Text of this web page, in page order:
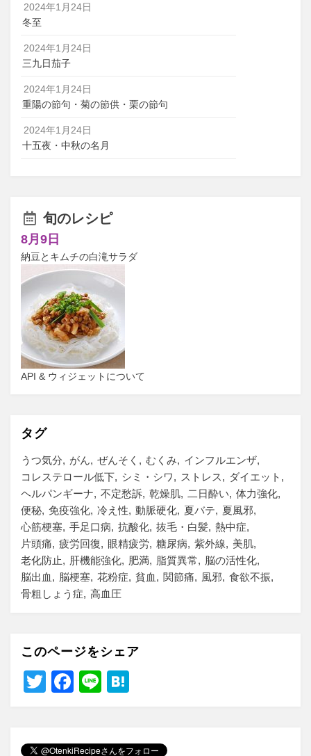
2024年1月24日
冬至
2024年1月24日
三九日茄子
2024年1月24日
重陽の節句・菊の節供・栗の節句
2024年1月24日
十五夜・中秋の名月
旬のレシピ
8月9日
納豆とキムチの白滝サラダ
API & ウィジェットについて
タグ
うつ気分 がん ぜんそく むくみ
インフルエンザ
コレステロール低下
シミ・シワ ストレス
ダイエット
ヘルパンギーナ
不定愁訴 乾燥肌 二日酔い
体力強化
便秘 免疫強化 冷え性 動脈硬化 夏バテ
夏風邪
心筋梗塞 手足口病 抗酸化 抜毛・白髪 熱中症
片頭痛
疲労回復 眼精疲労 糖尿病 紫外線
美肌
老化防止
肝機能強化 肥満 脂質異常
脳の活性化
脳出血
脳梗塞 花粉症 貧血 関節痛 風邪 食欲不振
骨粗しょう症
高血圧
このページをシェア
T
er
F
e
Li
n